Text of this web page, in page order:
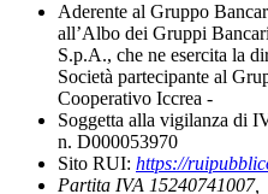
Aderente al Gruppo
all’Albo dei Gruppi
S.p.A., che ne esercita la
Società partecipante al
Cooperativo Iccrea -
Soggetta alla vigilanza di
n. D000053970
Sito RUI: https://
Partita IVA 15240741007,